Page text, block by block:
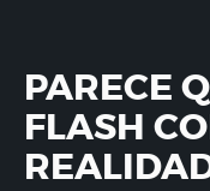
PARECE
FLASH